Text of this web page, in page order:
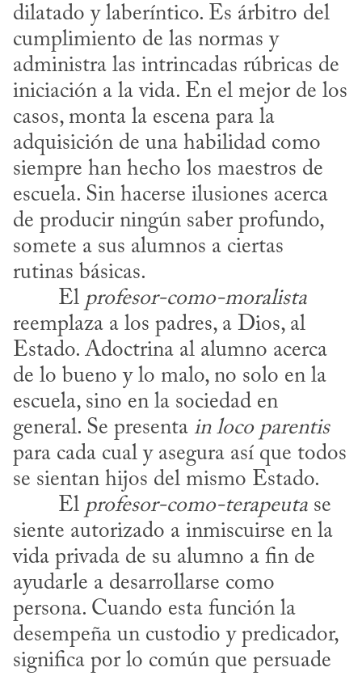
dilatado y laberíntico. Es árbitro del
cumplimiento de las normas y
administra las intrincadas rúbricas de
iniciación a la vida. En el mejor de los
casos, monta la escena para la
adquisición de una habilidad como
siempre han hecho los maestros de
escuela. Sin hacerse ilusiones acerca
de producir ningún saber profundo,
somete a sus alumnos a ciertas
rutinas básicas.
​	El profesor-como-moralista
reemplaza a los padres, a Dios, al
Estado. Adoctrina al alumno acerca
de lo bueno y lo malo, no solo en la
escuela, sino en la sociedad en
general. Se presenta in loco parentis
para cada cual y asegura así que todos
se sientan hijos del mismo Estado.
​	El profesor-como-terapeuta se
siente autorizado a inmiscuirse en la
vida privada de su alumno a fin de
ayudarle a desarrollarse como
persona. Cuando esta función la
desempeña un custodio y predicador,
significa por lo común que persuade